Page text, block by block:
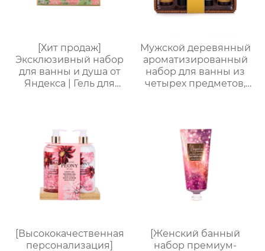
[Хит продаж]
Эксклюзивный набор
для ванны и душа от
Яндекса | Гель для
шарик для ванны 20 г |
Изысканная
подарочная коробка.
Доступна
индивидуальная
упаковка.
Мужской деревянный
ароматизированный
набор для ванны из
четырех предметов,
практичная
подарочная коробка
для ванны для
мужчин, подарок на
День отца , парню,
мужу
[Высококачественная
персонализация]
[Женский банный
набор премиум-